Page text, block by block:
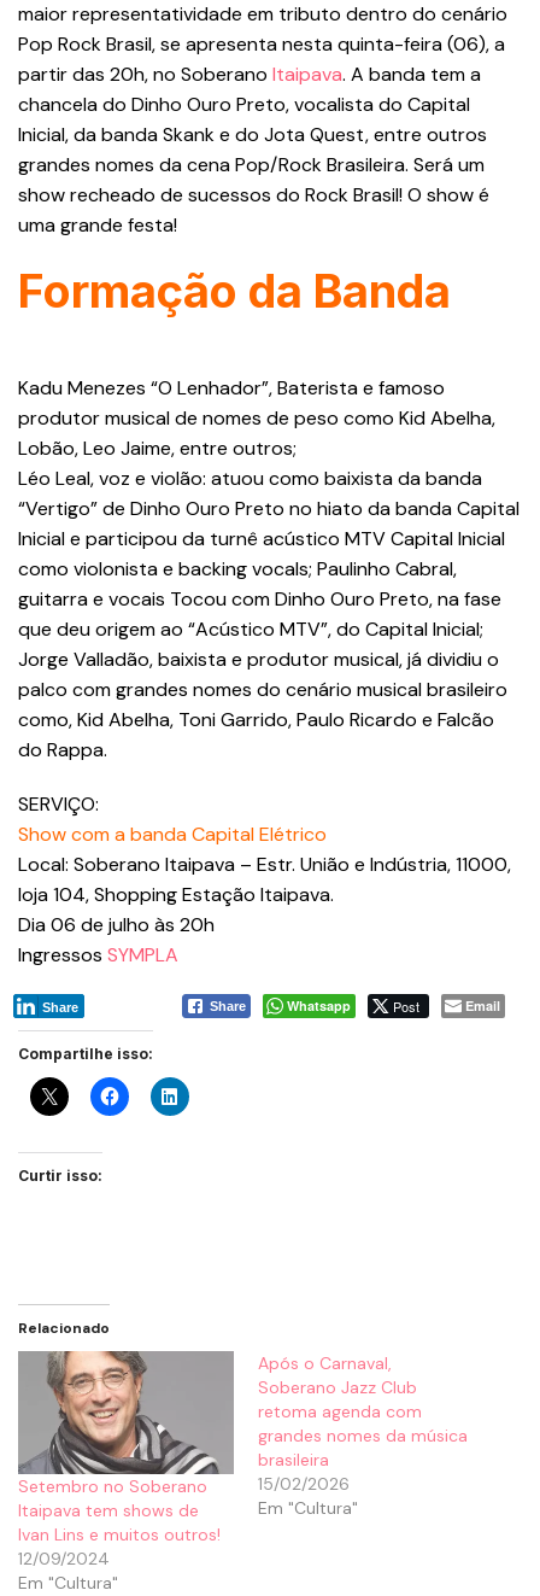
maior representatividade em tributo dentro do cenário
Pop Rock Brasil, se apresenta nesta quinta-feira (06), a
partir das 20h, no Soberano Itaipava. A banda tem a
chancela do Dinho Ouro Preto, vocalista do Capital
Inicial, da banda Skank e do Jota Quest, entre outros
grandes nomes da cena Pop/Rock Brasileira. Será um
show recheado de sucessos do Rock Brasil! O show é
uma grande festa!
Formação da Banda
Kadu Menezes “O Lenhador”, Baterista e famoso
produtor musical de nomes de peso como Kid Abelha,
Lobão, Leo Jaime, entre outros;
Léo Leal, voz e violão: atuou como baixista da banda
“Vertigo” de Dinho Ouro Preto no hiato da banda Capital
Inicial e participou da turnê acústico MTV Capital Inicial
como violonista e backing vocals; Paulinho Cabral,
guitarra e vocais Tocou com Dinho Ouro Preto, na fase
que deu origem ao “Acústico MTV”, do Capital Inicial;
Jorge Valladão, baixista e produtor musical, já dividiu o
palco com grandes nomes do cenário musical brasileiro
como, Kid Abelha, Toni Garrido, Paulo Ricardo e Falcão
do Rappa.
SERVIÇO:
Show com a banda Capital Elétrico
Local: Soberano Itaipava – Estr. União e Indústria, 11000,
loja 104, Shopping Estação Itaipava.
Dia 06 de julho às 20h
Ingressos SYMPLA
Share Whatsapp Post Email
Share
Compartilhe isso:
Curtir isso:
Relacionado
Setembro no Soberano
Itaipava tem shows de
Ivan Lins e muitos outros!
12/09/2024
Em "Cultura"
Após o Carnaval,
Soberano Jazz Club
retoma agenda com
grandes nomes da música
brasileira
15/02/2026
Em "Cultura"